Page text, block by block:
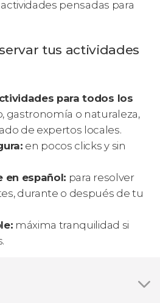
pensadas para
tus actividades
para todos los
gastronomía o naturaleza,
de expertos locales.
en pocos clicks y sin
en español: para resolver
durante o después de tu
máxima tranquilidad si